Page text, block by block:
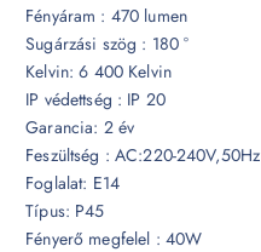
Fényáram : 470 lumen
Sugárzási szög : 180 °
Kelvin: 6 400 Kelvin
IP védettség : IP 20
Garancia: 2 év
Feszültség : AC:220-240V,50Hz
Foglalat: E14
Típus: P45
Fényerő megfelel : 40W